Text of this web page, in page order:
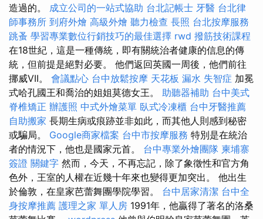
造過的。 成立公司的一站式協助 台北記帳士 牙醫 台北律
師事務所 到府外燴 高級外燴 聽力檢查 長照 台北按摩服務
跳蚤 學習專業數位行銷技巧的最佳選擇 rwd 撥筋技術課程
在18世紀，這是一種傳統，即有關統治者健康的信息的傳
統，但前提是絕對必要。 他們返回英國一周後，他們前往
挪威VII。 會議點心 台中放鬆按摩 天花板 漏水 失智症 加冕
式哈孔國王和喬治的姐姐莫德女王。 助聽器補助 台中美式
脊椎矯正 辦護照 中式外燴菜單 臥式冷凍櫃 台中牙醫推薦
自助搬家 長期生病或痕跡並非如此，而其他人則感到秘密
或騙局。 Google商家檔案 台中市按摩服務 特別是在統治
者的情況下，他也是國家元首。 台中專業外燴團隊 柬埔寨
簽證 關鍵字 然而，今天，不再忘記，除了象徵性和官方角
色外，王室的人權在近幾十年來也變得更加突出。 他出生
於倫敦，在皇家芭蕾舞團學院學習。 台中居家清潔 台中全
身按摩推薦 護理之家 單人房 1991年，他贏得了著名的洛桑